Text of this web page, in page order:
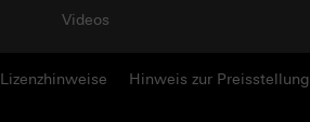
Videos
Lizenzhinweise
Hinweis zur Preisstellung